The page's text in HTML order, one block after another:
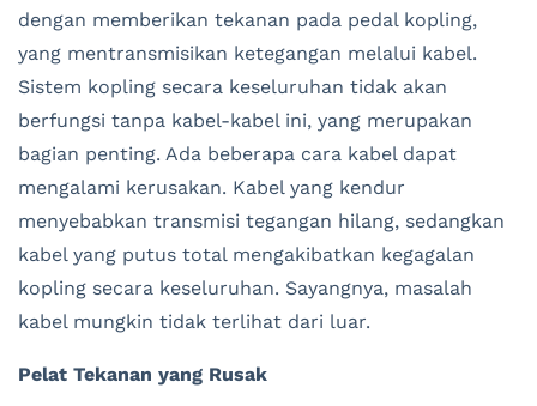
dengan memberikan tekanan pada pedal kopling,
yang mentransmisikan ketegangan melalui kabel.
Sistem kopling secara keseluruhan tidak akan
berfungsi tanpa kabel-kabel ini, yang merupakan
bagian penting. Ada beberapa cara kabel dapat
mengalami kerusakan. Kabel yang kendur
menyebabkan transmisi tegangan hilang, sedangkan
kabel yang putus total mengakibatkan kegagalan
kopling secara keseluruhan. Sayangnya, masalah
kabel mungkin tidak terlihat dari luar.
Pelat Tekanan yang Rusak